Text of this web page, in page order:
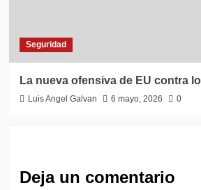
Seguridad
La nueva ofensiva de EU contra
Luis Angel Galvan 6 mayo, 2026 0
Deja un comentario